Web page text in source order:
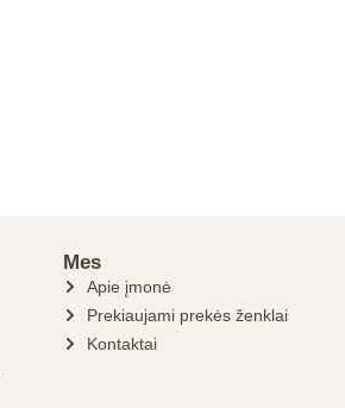
Mes
Apie įmonė
Prekiaujami prekės ženklai
Kontaktai